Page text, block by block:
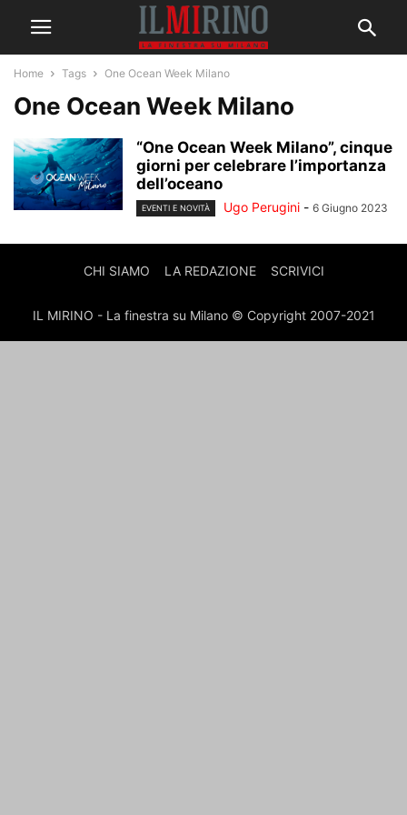
Home Tags One Ocean Week Milano
One Ocean Week Milano
“One Ocean Week Milano”, cinque
giorni per celebrare l’importanza
dell’oceano
EVENTI E NOVITÀ Ugo Perugini - 6 Giugno 2023
CHI SIAMO LA REDAZIONE SCRIVICI
IL MIRINO - La finestra su Milano © Copyright 2007-2021